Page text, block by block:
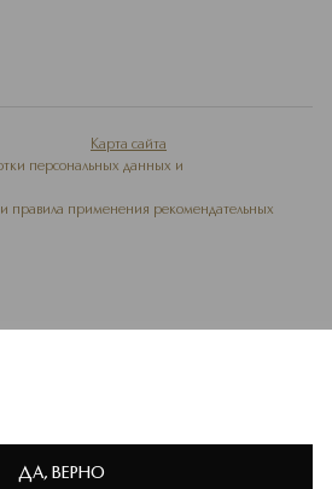
Карта сайта
персональных данных и
и правила применения рекомендательных
ДА, ВЕРНО